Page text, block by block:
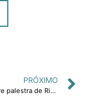
PRÓXIMO
Matéria sobre palestra de Ricardo Amorim sobre desafios e oportunidades em logística, inovação e automação.